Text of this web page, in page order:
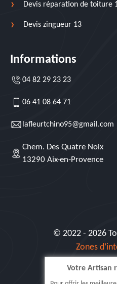
Devis réparation de toiture
Devis zingueur 13
Informations
04 82 29 23 23
06 41 08 64 71
lafleurtchino95@gmail.com
Chem. Des Quatre Noix
13290 Aix-en-Provence
© 2022 - 2026
Zones
Siret: 515
Votre Artisan